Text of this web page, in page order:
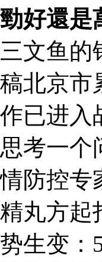
勁好還是
三文鱼的
稿北京市
作已进入
思考一
情防控专
精丸方起
势生变：